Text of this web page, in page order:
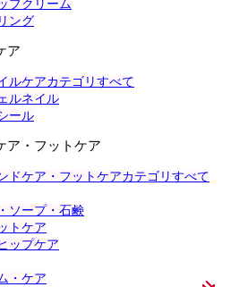
プクリーム
ング
ア
ルケアカテゴリすべて
ルネイル
ール
ア・フットケア
ドケア・フットケアカテゴリすべて
ソープ・石鹸
トケア
ップケア
・ケア